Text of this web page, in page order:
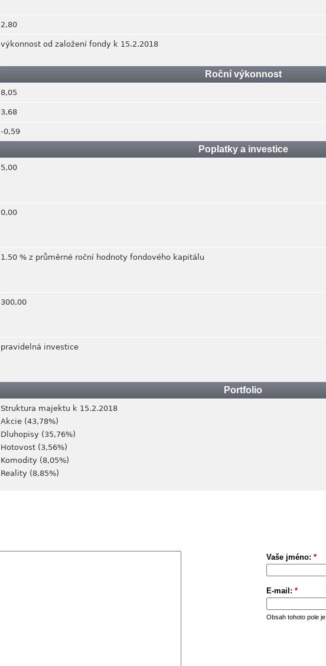
2,80
výkonnost od založení fondy k 15.2.2018
Roční výkonnost
8,05
3,68
-0,59
Poplatky a investice
5,00
0,00
1.50 % z průměrné roční hodnoty fondového kapitálu
300,00
pravidelná investice
Portfolio
Struktura majektu k 15.2.2018
Akcie (43,78%)
Dluhopisy (35,76%)
Hotovost (3,56%)
Komodity (8,05%)
Reality (8,85%)
Vaše jméno: *
E-mail: *
Obsah tohoto pole